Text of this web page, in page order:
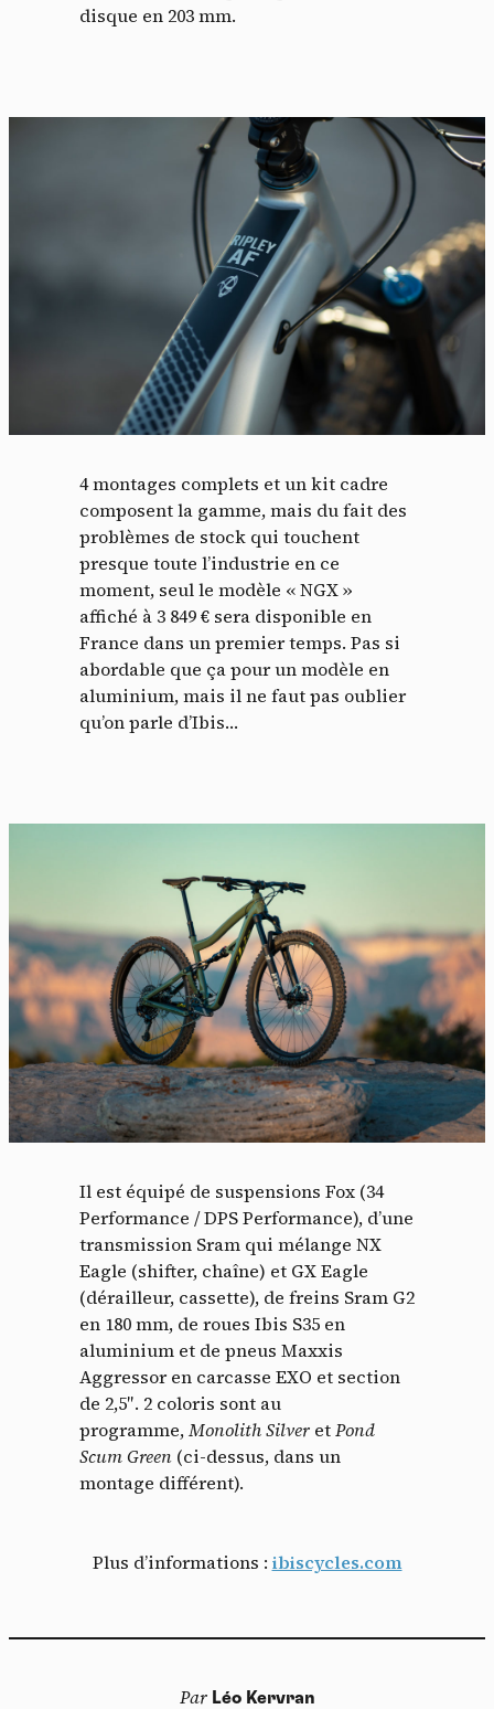
disque en 203 mm.
4 montages complets et un kit cadre
composent la gamme, mais du fait des
problèmes de stock qui touchent
presque toute l’industrie en ce
moment, seul le modèle « NGX »
affiché à 3 849 € sera disponible en
France dans un premier temps. Pas si
abordable que ça pour un modèle en
aluminium, mais il ne faut pas oublier
qu’on parle d’Ibis…
Il est équipé de suspensions Fox (34
Performance / DPS Performance), d’une
transmission Sram qui mélange NX
Eagle (shifter, chaîne) et GX Eagle
(dérailleur, cassette), de freins Sram G2
en 180 mm, de roues Ibis S35 en
aluminium et de pneus Maxxis
Aggressor en carcasse EXO et section
de 2,5″. 2 coloris sont au
programme,Monolith Silver etPond
Scum Green (ci-dessus, dans un
montage différent).
Plus d’informations : ibiscycles.com
Par Léo Kervran